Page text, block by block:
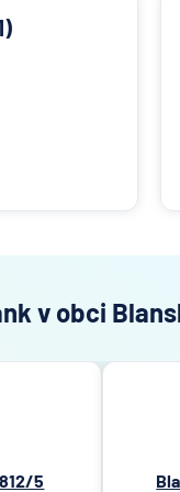
v obci
5